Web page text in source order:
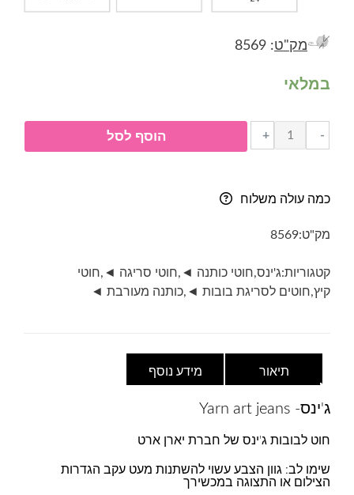
מק"ט: 8569
במלאי
-
כמות
של
art
+ הוסף לסל
כמה עולה משלוח
מק"ט:8569
קטגוריות:ג'ינס,חוטי כותנה ◄ ,חוטי סריגה ◄ ,חוטי
קיץ,חוטים לסריגת בובות ◄ ,כותנה מעורבת ◄
תיאור מידע נוסף
ג'ינס- Yarn art jeans
חוט לבובות ג'ינס של חברת יארן ארט
שימו לב: גוון הצבע עשוי להשתנות מעט עקב הגדרות
הצילום או התצוגה במכשירך